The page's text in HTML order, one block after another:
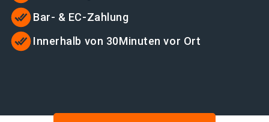
Bar- & EC-Zahlung
Innerhalb von 30Minuten vor Ort